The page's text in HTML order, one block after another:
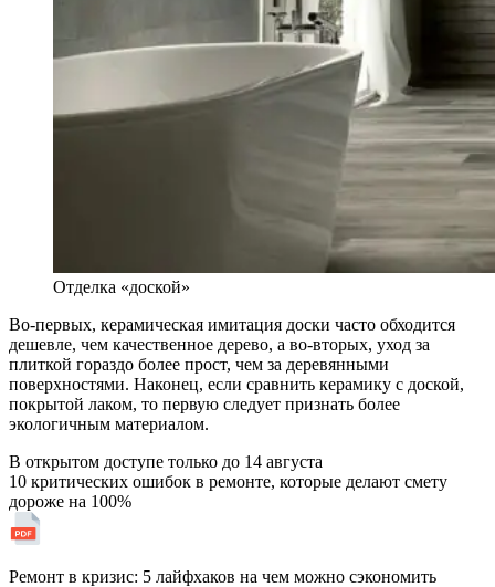
Отделка «доской»
Во-первых, керамическая имитация доски часто обходится
дешевле, чем качественное дерево, а во-вторых, уход за
плиткой гораздо более прост, чем за деревянными
поверхностями. Наконец, если сравнить керамику с доской,
покрытой лаком, то первую следует признать более
экологичным материалом.
В открытом доступе только до 14 августа
10 критических ошибок в ремонте, которые делают смету
дороже на 100%
Ремонт в кризис: 5 лайфхаков на чем можно сэкономить